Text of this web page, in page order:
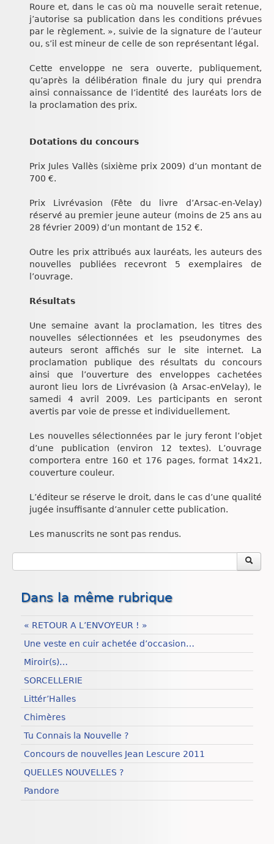
Roure et, dans le cas où ma nouvelle serait retenue,
j’autorise sa publication dans les conditions prévues
par le règlement. », suivie de la signature de l’auteur
ou, s’il est mineur de celle de son représentant légal.
Cette enveloppe ne sera ouverte, publiquement,
qu’après la délibération finale du jury qui prendra
ainsi connaissance de l’identité des lauréats lors de
la proclamation des prix.
Dotations du concours
Prix Jules Vallès (sixième prix 2009) d’un montant de
700 €.
Prix Livrévasion (Fête du livre d’Arsac-en-Velay)
réservé au premier jeune auteur (moins de 25 ans au
28 février 2009) d’un montant de 152 €.
Outre les prix attribués aux lauréats, les auteurs des
nouvelles publiées recevront 5 exemplaires de
l’ouvrage.
Résultats
Une semaine avant la proclamation, les titres des
nouvelles sélectionnées et les pseudonymes des
auteurs seront affichés sur le site internet. La
proclamation publique des résultats du concours
ainsi que l’ouverture des enveloppes cachetées
auront lieu lors de Livrévasion (à Arsac-enVelay), le
samedi 4 avril 2009. Les participants en seront
avertis par voie de presse et individuellement.
Les nouvelles sélectionnées par le jury feront l’objet
d’une publication (environ 12 textes). L’ouvrage
comportera entre 160 et 176 pages, format 14x21,
couverture couleur.
L’éditeur se réserve le droit, dans le cas d’une qualité
jugée insuffisante d’annuler cette publication.
Les manuscrits ne sont pas rendus.
Dans la même rubrique
« RETOUR A L’ENVOYEUR ! »
Une veste en cuir achetée d’occasion…
Miroir(s)…
SORCELLERIE
Littér’Halles
Chimères
Tu Connais la Nouvelle ?
Concours de nouvelles Jean Lescure 2011
QUELLES NOUVELLES ?
Pandore